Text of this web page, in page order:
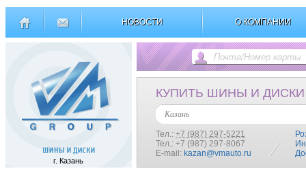
НОВОСТИ О КОМПАНИИ
г. Казань
КУПИТЬ ШИНЫ И ДИСКИ
Казань
Тел.: +7 (987) 297-5221
Тел.: +7 (987) 297-8067
E-mail: kazan@vmauto.ru